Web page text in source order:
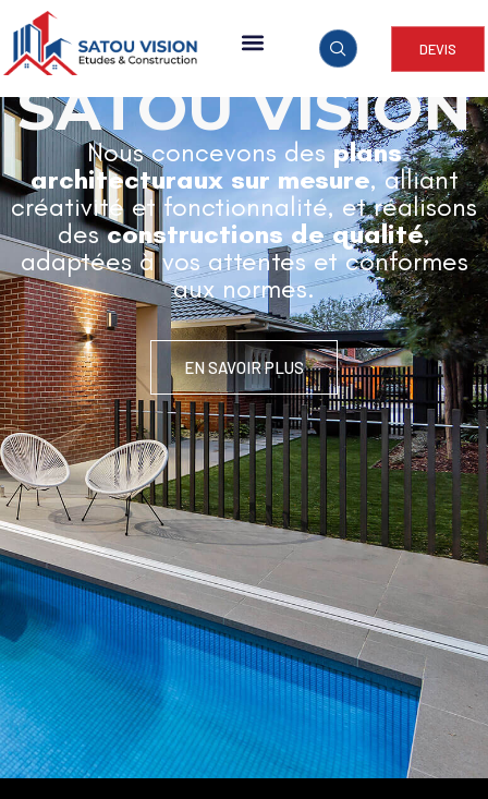
DEVIS
ARCHITECTURE & CONSTRUCTION
SATOU VISION
Nous concevons desplans
architecturaux sur mesure, alliant
créativité et fonctionnalité, et réalisons
desconstructions de qualité,
adaptées à vos attentes et conformes
aux normes.
EN SAVOIR PLUS